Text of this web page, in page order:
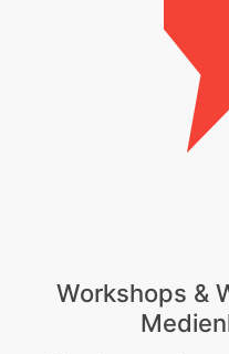
Workshops &